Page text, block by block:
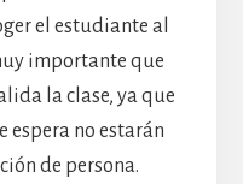
el estudiante al
importante que
la clase, ya que
espera no estarán
de persona.